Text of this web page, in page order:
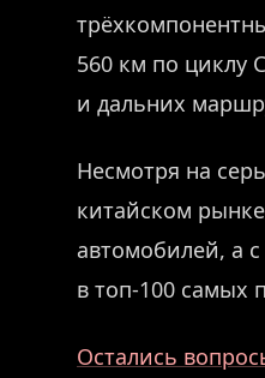
560 км по циклу
и дальних
Несмотря на
китайском
автомобилей, а
в топ-100 самых
Остались